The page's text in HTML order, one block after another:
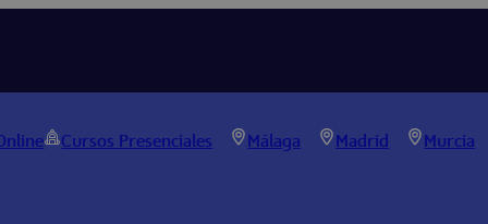
Cursos Presenciales Málaga Madrid Murcia